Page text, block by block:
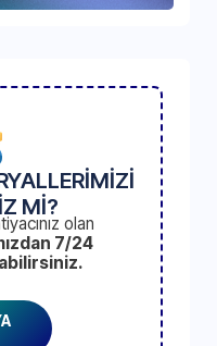
Mİ?
olan
7/24